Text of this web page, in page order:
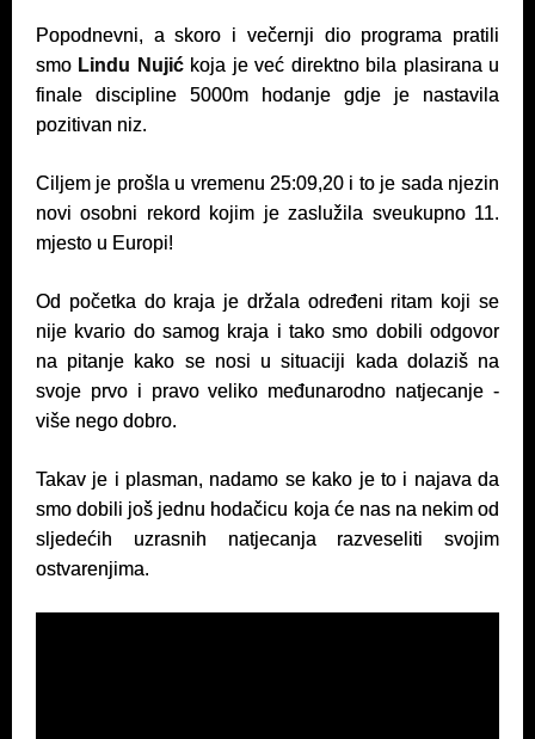
Popodnevni, a skoro i večernji dio programa pratili
smo Lindu Nujićkoja je već direktno bila plasirana u
finale discipline 5000m hodanje gdje je nastavila
pozitivan niz.
Ciljem je prošla u vremenu 25:09,20 i to je sada njezin
novi osobni rekord kojim je zaslužila sveukupno 11.
mjesto u Europi!
Od početka do kraja je držala određeni ritam koji se
nije kvario do samog kraja i tako smo dobili odgovor
na pitanje kako se nosi u situaciji kada dolaziš na
svoje prvo i pravo veliko međunarodno natjecanje -
više nego dobro.
Takav je i plasman, nadamo se kako je to i najava da
smo dobili još jednu hodačicu koja će nas na nekim od
sljedećih uzrasnih natjecanja razveseliti svojim
ostvarenjima.